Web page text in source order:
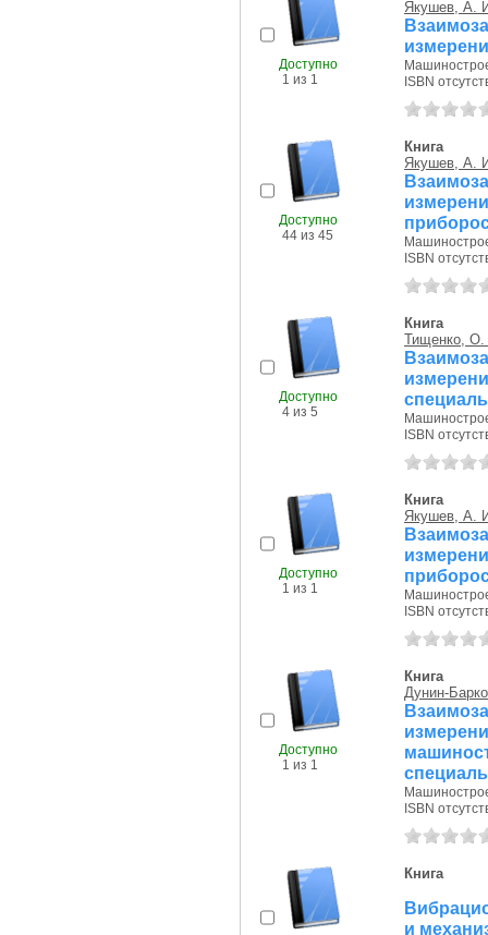
Доступно
1 из 1
Якушев, А.
ISBN
Доступно
44 из 45
Книга
Якушев, А.
ISBN
Доступно
4 из 5
Книга
Тищенко,
ISBN
Доступно
1 из 1
Книга
Якушев, А.
ISBN
Доступно
1 из 1
Книга
Дунин-
ISBN
Книга
и